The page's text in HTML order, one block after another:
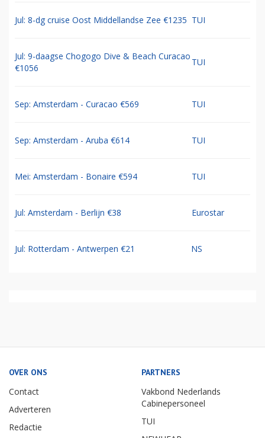
Jul: 8-dg cruise Oost Middellandse Zee €1235 TUI
Jul: 9-daagse Chogogo Dive & Beach Curacao
€1056
TUI
Sep: Amsterdam - Curacao €569 TUI
Sep: Amsterdam - Aruba €614 TUI
Mei: Amsterdam - Bonaire €594 TUI
Jul: Amsterdam - Berlijn €38 Eurostar
Jul: Rotterdam - Antwerpen €21 NS
OVER ONS
Contact
Adverteren
Redactie
PARTNERS
Vakbond Nederlands
Cabinepersoneel
TUI